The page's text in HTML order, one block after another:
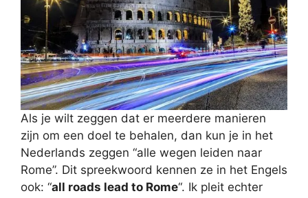
Als je wilt zeggen dat er meerdere manieren
zijn om een doel te behalen, dan kun je in het
Nederlands zeggen “alle wegen leiden naar
Rome”. Dit spreekwoord kennen ze in het Engels
ook: “all roads lead to Rome“. Ik pleit echter